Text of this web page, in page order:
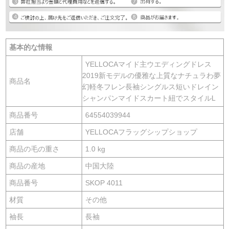
基本的な情報
商品名
YELLOCAマイド主ウエディングドレス
2019新モデルの優雅な上質なナチュラわ夢
幻軽冬フレン長袖シングルス短いドレイン
シャンパンマイドスカート紐でスタイルL
商品番号 64554039944
店舗 YELLOCAフラッグシップショップ
商品の毛の重さ 1.0 kg
商品の産地 中国大陸
商品番号 SKOP 4011
材質 その他
袖長 長袖